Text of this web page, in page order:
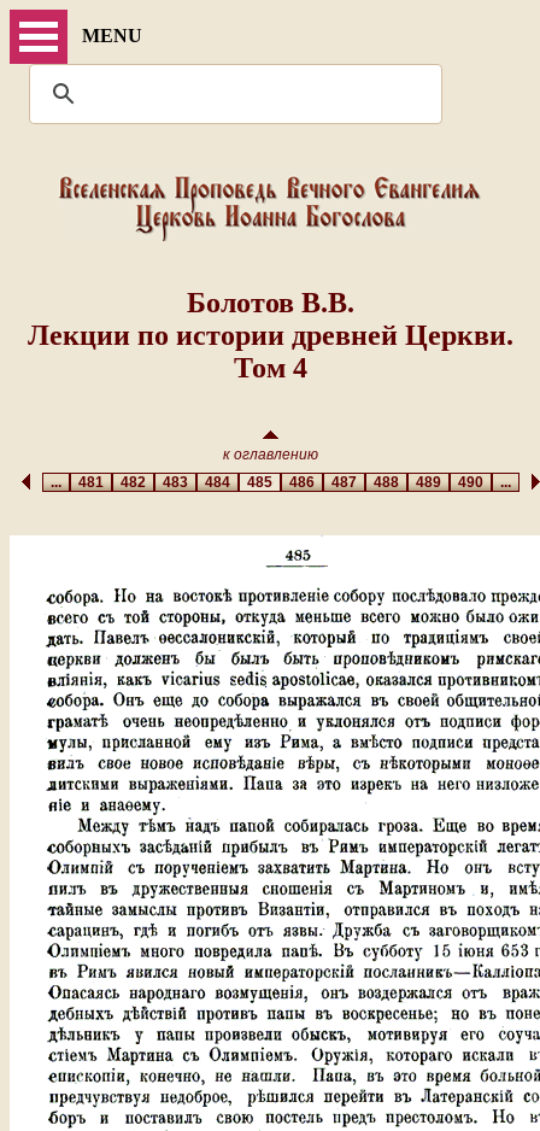
MENU
Болотов В.В.
Лекции по истории древней Церкви.
Том 4
к оглавлению
...481482483484 485 486487488489490...